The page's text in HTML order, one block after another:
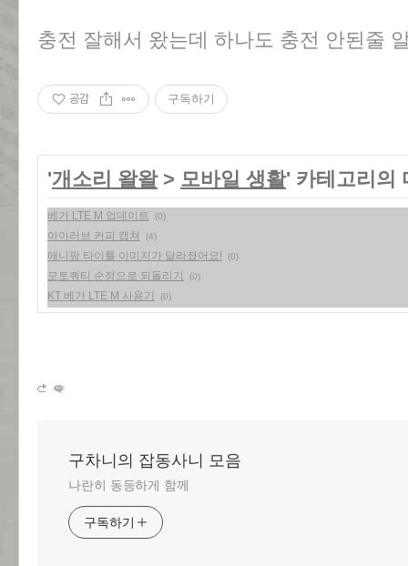
충전 잘해서 왔는데 하나도 충전 안된줄
공감 구독하기
'개소리 왈왈> 모바일 생활' 카테고리의
베가 LTE M 업데이트 (0)
아이러브 커피 캡쳐 (4)
애니팡 타이틀 이미지가 달라졌어요! (0)
모토쿼티 순정으로 되돌리기 (0)
KT 베가 LTE M 사용기 (0)
구차니의 잡동사니 모음
나란히 동등하게 함께
구독하기